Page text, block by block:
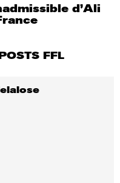
d’Ali
FFL